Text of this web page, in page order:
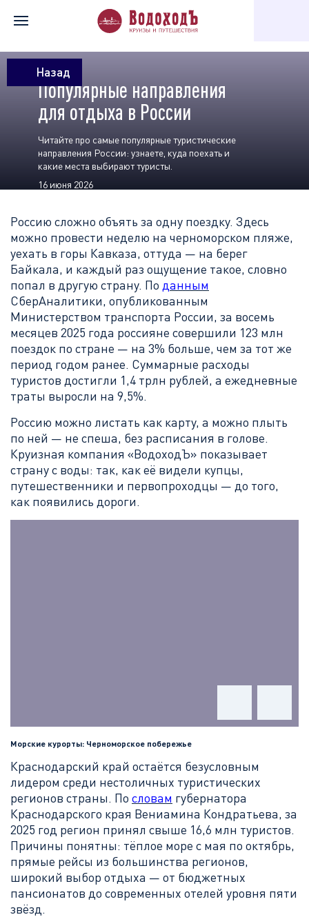
Главная Статьи в блоге Популярные направления для
Назад
Популярные направления
для отдыха в России
Читайте про самые популярные туристические
направления России: узнаете, куда поехать и
какие места выбирают туристы.
16 июня 2026
Россию сложно объять за одну поездку. Здесь
можно провести неделю на черноморском пляже,
уехать в горы Кавказа, оттуда — на берег
Байкала, и каждый раз ощущение такое, словно
попал в другую страну. По данным
СберАналитики, опубликованным
Министерством транспорта России, за восемь
месяцев 2025 года россияне совершили 123 млн
поездок по стране — на 3% больше, чем за тот же
период годом ранее. Суммарные расходы
туристов достигли 1,4 трлн рублей, а ежедневные
траты выросли на 9,5%.
Россию можно листать как карту, а можно плыть
по ней — не спеша, без расписания в голове.
Круизная компания «ВодоходЪ» показывает
страну с воды: так, как её видели купцы,
путешественники и первопроходцы — до того,
как появились дороги.
Морские курорты: Черноморское побережье
Краснодарский край остаётся безусловным
лидером среди нестоличных туристических
регионов страны. По словам губернатора
Краснодарского края Вениамина Кондратьева, за
2025 год регион принял свыше 16,6 млн туристов.
Причины понятны: тёплое море с мая по октябрь,
прямые рейсы из большинства регионов,
широкий выбор отдыха — от бюджетных
пансионатов до современных отелей уровня пяти
звёзд.